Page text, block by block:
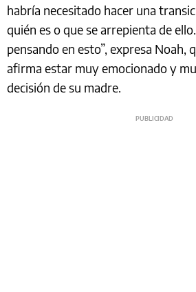
habría necesitado hacer una
quién es o que se arrepienta de
pensando en esto”, expresa Noah,
afirma estar muy emocionado y
decisión de su madre.